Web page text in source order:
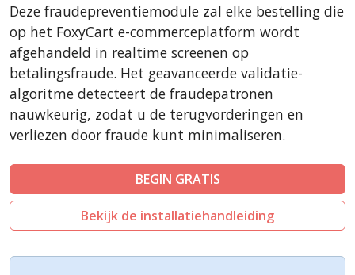
LiteCart
ZenCart
PinnacleCart
Easy Digital Downloads
nopCommerce
ThirtyBees
Shopware
Sylius
Deze fraudepreventiemodule zal elke bestelling die
op het FoxyCart e-commerceplatform wordt
afgehandeld in realtime screenen op
betalingsfraude. Het geavanceerde validatie-
algoritme detecteert de fraudepatronen
nauwkeurig, zodat u de terugvorderingen en
verliezen door fraude kunt minimaliseren.
BEGIN GRATIS
Bekijk de installatiehandleiding